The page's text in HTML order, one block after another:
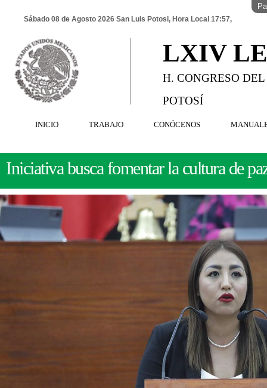
Sábado 08 de Agosto 2026 San Luis Potosi, Hora Local 17:57,
LXIV
H. CONGRESO
POTOSÍ
INICIO TRABAJO CONÓCENOS
Iniciativa busca fomentar la cultura de